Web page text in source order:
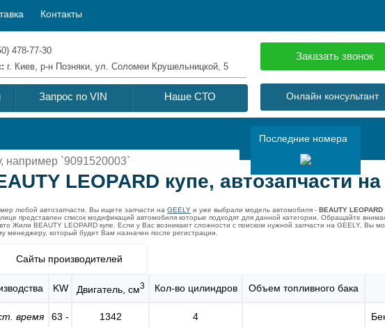
Контакты
478-77-30
г. Киев, р-н Позняки, ул. Соломеи Крушельницкой, 5
Запрос по VIN Наше СТО
Заказать звонок
Онлайн консультант
Последние номера
LEOPARD купе, автозапчасти на
любой автозапчасти. Вы ищете запчасти на GEELY и уже выбрали модель автомобиля - BEAUTY LEOPARD
представлен список модификаций автомобиля которые подходят для данной категории. Обращайте
Жили BEAUTY LEOPARD купе. Если у Вас возникают сложности с поиском нужной запчасти на GEELY, Вы
менеджеру, который будет Вам назначен после регистрации.
Сайты производителей
KW Двигатель, см3 Кол-во цилиндров Объем топливного бака
время 63 - 1342 4